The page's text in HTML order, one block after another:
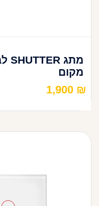
מקום
1,900 ₪